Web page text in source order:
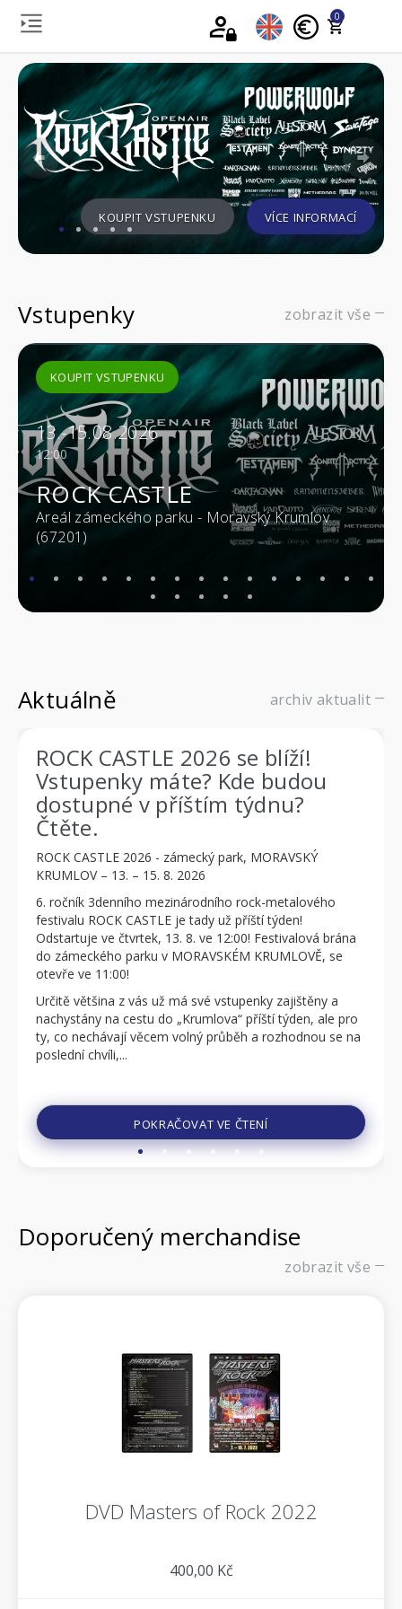
0
KOUPIT VSTUPENKU VÍCE INFORMACÍ
Previous
Vstupenky zobrazit vše
KOUPIT VSTUPENKU
13.-15.08.2026
12:00
ROCK CASTLE
Areál zámeckého parku - Moravský Krumlov
(67201)
Aktuálně archiv aktualit
ROCK CASTLE 2026 se blíží!
Vstupenky máte? Kde budou
dostupné v příštím týdnu?
Čtěte.
ROCK CASTLE 2026 - zámecký park, MORAVSKÝ
KRUMLOV – 13. – 15. 8. 2026
6. ročník 3denního mezinárodního rock-metalového
festivalu ROCK CASTLE je tady už příští týden!
Odstartuje ve čtvrtek, 13. 8. ve 12:00! Festivalová brána
do zámeckého parku v MORAVSKÉM KRUMLOVĚ, se
otevře ve 11:00!
Určitě většina z vás už má své vstupenky zajištěny a
nachystány na cestu do „Krumlova“ příští týden, ale pro
ty, co nechávají věcem volný průběh a rozhodnou se na
poslední chvíli,...
POKRAČOVAT VE ČTENÍ
Doporučený merchandise
zobrazit vše
DVD Masters of Rock 2022
400,00 Kč